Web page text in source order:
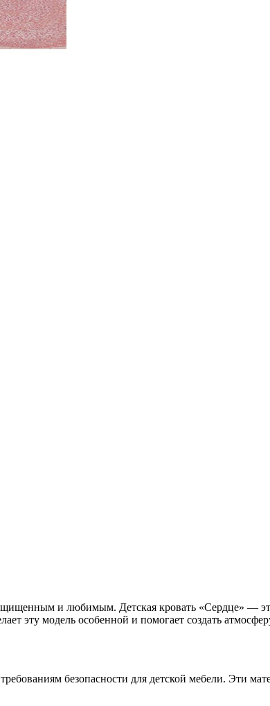
и любимым. Детская кровать «Сердце» —
эту модель особенной и помогает создать
безопасности для детской мебели. Эти